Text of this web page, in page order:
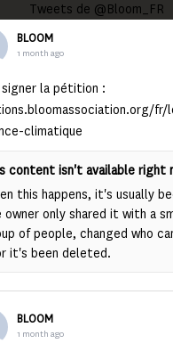
Tweets de @Bloom_FR
BLOOM
1 month ago
signer la pétition :
fr/
climatique
content isn't available right
this happens, it's usually
owner only shared it with a
of people, changed who
it's been deleted.
BLOOM
1 month ago